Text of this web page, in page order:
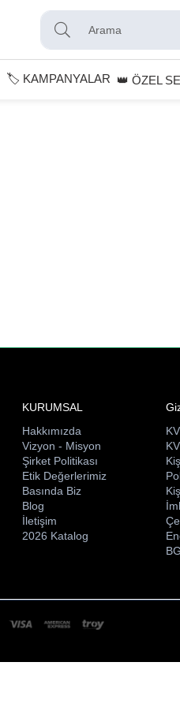
🏷️ KAMPANYALAR 👑 ÖZEL
KURUMSAL
Hakkımızda
Vizyon - Misyon
Şirket Politikası
Etik Değerlerimiz
Basında Biz
Blog
İletişim
2026 Katalog